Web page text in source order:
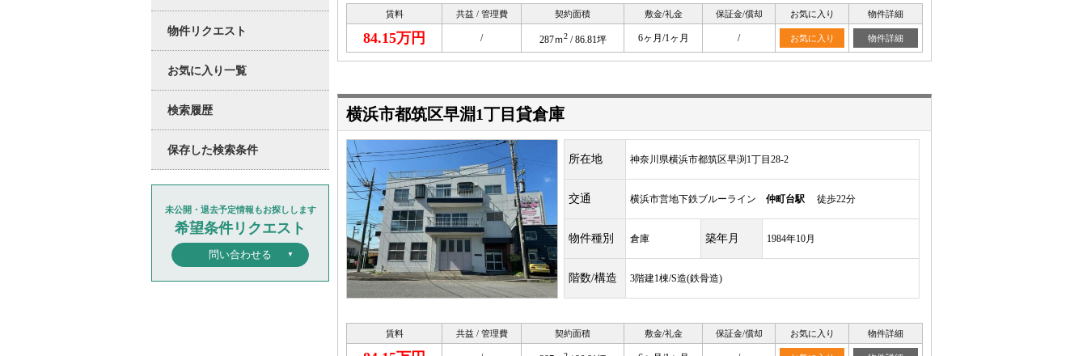
賃料 共益 / 管理費 契約面積 敷金/礼金 保証金/償却 お気に入り 物件詳細
84.15万円 / 287ｍ2/ 86.81坪 6ヶ月/1ヶ月 / お気に入り 物件詳細
横浜市都筑区早淵1丁目貸倉庫
所在地 神奈川県横浜市都筑区早渕1丁目28-2
交通 横浜市営地下鉄ブルーライン 仲町台駅 徒歩22分
物件種別 倉庫 築年月 1984年10月
階数/構造 3階建1棟/S造(鉄骨造)
賃料 共益 / 管理費 契約面積 敷金/礼金 保証金/償却 お気に入り 物件詳細
物件リクエスト
お気に入り一覧
検索履歴
保存した検索条件
未公開・退去予定情報もお探しします
希望条件リクエスト
問い合わせる